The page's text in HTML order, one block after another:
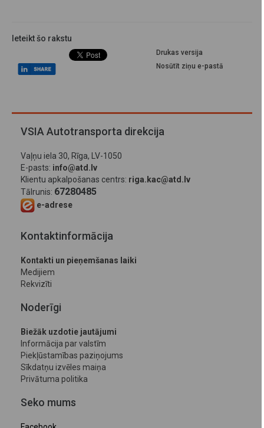
Ieteikt šo rakstu
Drukas versija
Nosūtīt ziņu e-pastā
VSIA Autotransporta direkcija
Vaļņu iela 30, Rīga, LV-1050
E-pasts: info@atd.lv
Klientu apkalpošanas centrs: riga.kac@atd.lv
Tālrunis: 67280485
e-adrese
Kontaktinformācija
Kontakti un pieņemšanas laiki
Medijiem
Rekvizīti
Noderīgi
Biežāk uzdotie jautājumi
Informācija par valstīm
Piekļūstamības paziņojums
Sīkdatņu izvēles maiņa
Privātuma politika
Seko mums